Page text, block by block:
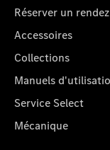
Réserver un
Accessoires
Collections
Manuels
Service Select
Mécanique